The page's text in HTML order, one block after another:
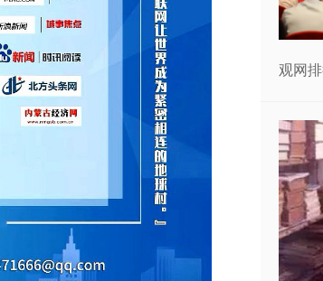
观网